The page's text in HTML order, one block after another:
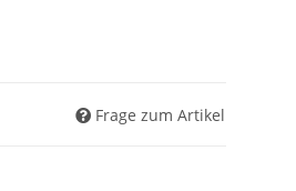
Frage zum Artikel